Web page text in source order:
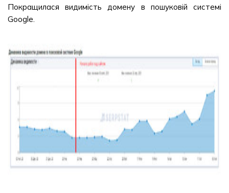
Покращилася видимість домену в пошуковій системі
Google.